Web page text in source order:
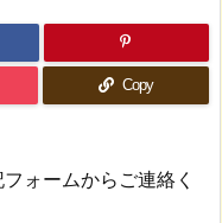
Copy
ォームからご連絡く